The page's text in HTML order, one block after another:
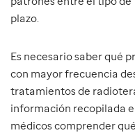
plazo.
Es necesario saber qué
con mayor frecuencia
tratamientos de
información recopilada
médicos comprender